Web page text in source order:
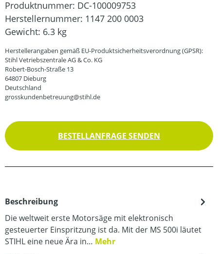
Produktnummer: DC-100009753
Herstellernummer: 1147 200 0003
Gewicht: 6.3 kg
Herstellerangaben gemäß EU-Produktsicherheitsverordnung (GPSR):
Stihl Vetriebszentrale AG & Co. KG
Robert-Bosch-Straße 13
64807 Dieburg
Deutschland
grosskundenbetreuung@stihl.de
BESTELLANFRAGE SENDEN
Beschreibung
Die weltweit erste Motorsäge mit elektronisch
gesteuerter Einspritzung ist da. Mit der MS 500i läutet
STIHL eine neue Ära in… Mehr